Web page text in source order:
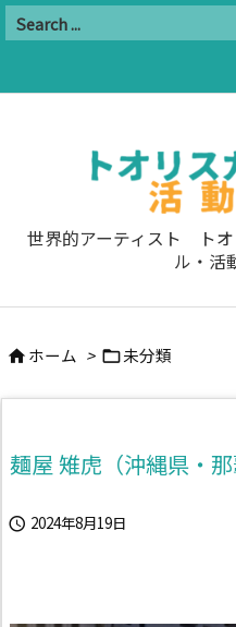
世界的アーティスト ト
ル・活
 ホーム > 未分類
麺屋 雉虎（沖縄県・
 2024年8月19日